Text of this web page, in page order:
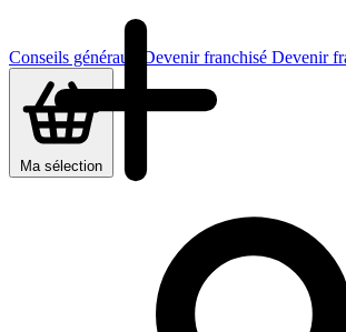
Conseils généraux Devenir franchisé Devenir
Ma sélection